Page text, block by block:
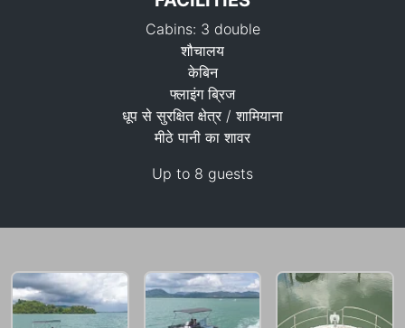
Cabins: 3 double
शौचालय
केबिन
फ्लाइंग ब्रिज
धूप से सुरक्षित क्षेत्र / शामियाना
मीठे पानी का शावर
Up to 8 guests